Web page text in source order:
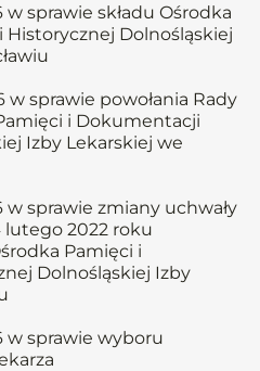
w sprawie składu Ośrodka
Dolnośląskiej
w sprawie powołania Rady
i Dokumentacji
Izby Lekarskiej we
w sprawie zmiany uchwały
lutego 2022 roku
Pamięci i
Dolnośląskiej Izby
w sprawie wyboru